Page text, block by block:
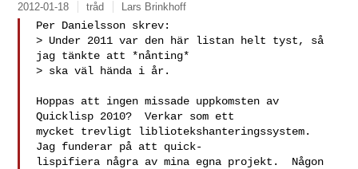
2012-01-18 tråd Lars Brinkhoff
Per Danielsson skrev:
> Under 2011 var den här listan helt tyst, så
jag tänkte att *nånting*
> ska väl hända i år.
Hoppas att ingen missade uppkomsten av
Quicklisp 2010?  Verkar som ett
mycket trevligt libliotekshanteringssystem.
Jag funderar på att quick-
lispifiera några av mina egna projekt.  Någon